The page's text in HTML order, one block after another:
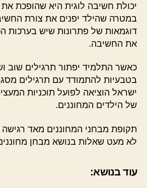
יכולת חשיבה לוגית היא שהופכת את
במטרה שהילד יפנים את צורת
דוגמאות של פתרונות שיש בערכות
את החשיבה.
כאשר התלמיד יפתור תרגילים שוב
בטבעיות להתמודד עם תרגילים
ישראל הוציאה לפועל תוכניות
של הילדים המחוננים.
תקופת מבחני המחוננים מאד רגישה
לא מעט שאלות בנושא מבחן
עוד בנושא: